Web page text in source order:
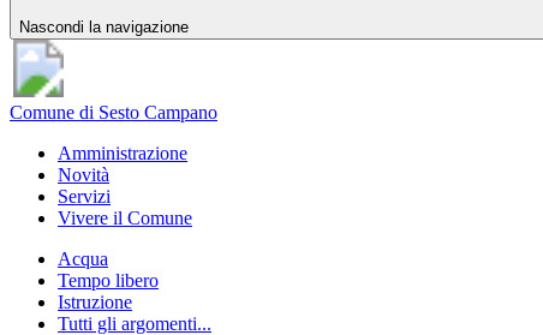
Nascondi la navigazione
Comune di Sesto Campano
Amministrazione
Novità
Servizi
Vivere il Comune
Acqua
Tempo libero
Istruzione
Tutti gli argomenti...